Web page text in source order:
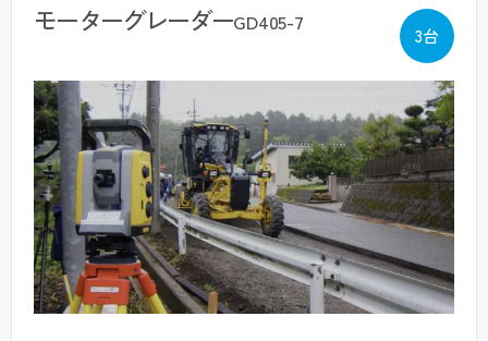
モーターグレーダーGD405-7
3台